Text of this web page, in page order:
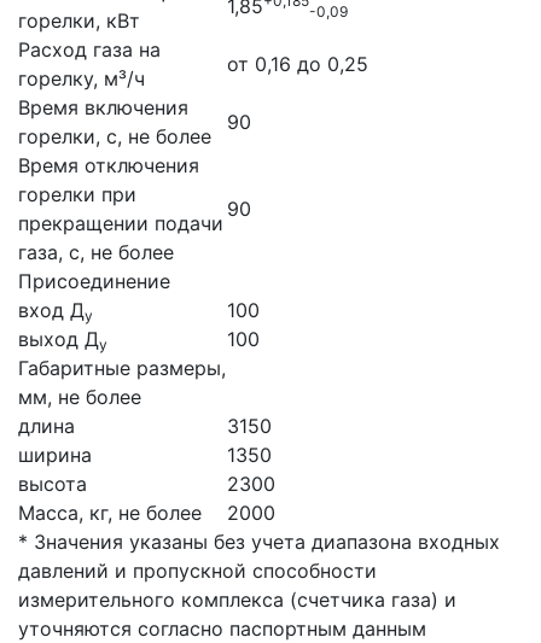
горелки, кВт
1,85 -0,09
Расход газа на
горелку, м³/ч
от 0,16 до 0,25
Время включения
горелки, с, не более
90
Время отключения
горелки при
прекращении подачи
газа, с, не более
90
Присоединение
вход Ду
100
выход Ду
100
Габаритные размеры,
мм, не более
длина
3150
ширина
1350
высота
2300
Масса, кг, не более
2000
* Значения указаны без учета диапазона входных
давлений и пропускной способности
измерительного комплекса (счетчика газа) и
уточняются согласно паспортным данным